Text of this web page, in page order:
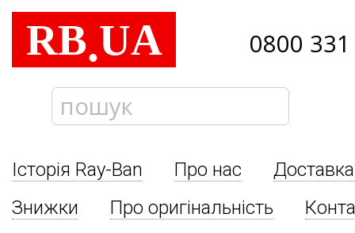
RB.UA 0800
Історія Ray-Ban Про нас
Знижки
Про оригінальність